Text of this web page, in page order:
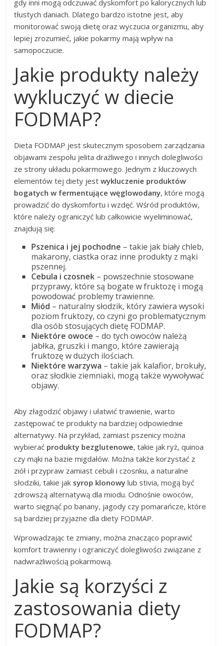
gdy inni mogą odczuwać dyskomfort po kalorycznych lub
tłustych daniach. Dlatego bardzo istotne jest, aby
monitorować swoją dietę oraz wyczucia organizmu, aby
lepiej zrozumieć, jakie pokarmy mają wpływ na
samopoczucie.
Jakie produkty należy
wykluczyć w diecie
FODMAP?
Dieta FODMAP jest skutecznym sposobem zarządzania
objawami zespołu jelita drażliwego i innych dolegliwości
ze strony układu pokarmowego. Jednym z kluczowych
elementów tej diety jestwykluczenie produktów
bogatych w fermentujące węglowodany, które mogą
prowadzić do dyskomfortu i wzdęć. Wśród produktów,
które należy ograniczyć lub całkowicie wyeliminować,
znajdują się:
Pszenica i jej pochodne – takie jak biały chleb,
makarony, ciastka oraz inne produkty z mąki
pszennej.
Cebula i czosnek – powszechnie stosowane
przyprawy, które są bogate w fruktozę i mogą
powodować problemy trawienne.
Miód – naturalny słodzik, który zawiera wysoki
poziom fruktozy, co czyni go problematycznym
dla osób stosujących dietę FODMAP.
Niektóre owoce – do tych owoców należą
jabłka, gruszki i mango, które zawierają
fruktozę w dużych ilościach.
Niektóre warzywa – takie jak kalafior, brokuły,
oraz słodkie ziemniaki, mogą także wywoływać
objawy.
Aby złagodzić objawy i ułatwić trawienie, warto
zastępować te produkty na bardziej odpowiednie
alternatywy. Na przykład, zamiast pszenicy można
wybierać produkty bezglutenowe, takie jak ryż, quinoa
czy mąki na bazie migdałów. Można także korzystać z
ziół i przypraw zamiast cebuli i czosnku, a naturalne
słodziki, takie jak syrop klonowy lub stivia, mogą być
zdrowszą alternatywą dla miodu. Odnośnie owoców,
warto sięgnąć po banany, jagody czy pomarańcze, które
są bardziej przyjazne dla diety FODMAP.
Wprowadzając te zmiany, można znacząco poprawić
komfort trawienny i ograniczyć dolegliwości związane z
nadwrażliwością pokarmową.
Jakie są korzyści z
zastosowania diety
FODMAP?